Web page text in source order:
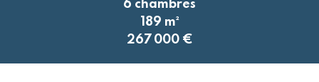
6 chambres
189 m²
267 000 €